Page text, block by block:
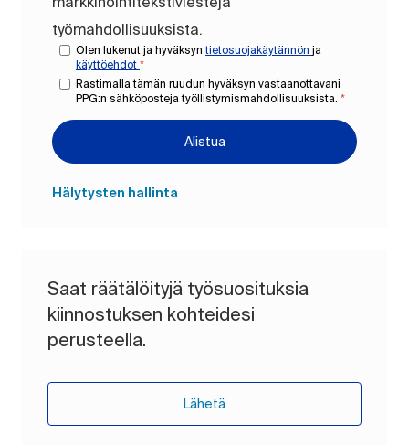
työmahdollisuuksista.
Olen lukenut ja hyväksyntietosuojakäytännön ja
käyttöehdot *
Rastimalla tämän ruudun hyväksyn vastaanottavani
PPG:n sähköposteja työllistymismahdollisuuksista. *
Alistua
Hälytysten hallinta
Saat räätälöityjä työsuosituksia
kiinnostuksen kohteidesi
perusteella.
Lähetä